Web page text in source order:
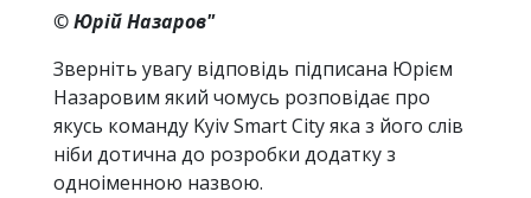
© Юрій Назаров"
Зверніть увагу відповідь підписана Юрієм
Назаровим який чомусь розповідає про
якусь команду Kyiv Smart City яка з його слів
ніби дотична до розробки додатку з
одноіменною назвою.